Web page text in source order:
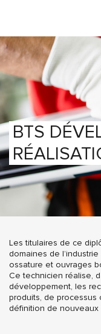
BTS
Les titulaires de ce
domaines de
ossature et ouvrages
Ce technicien réalise,
développement, les
produits, de processus
définition de nouveaux